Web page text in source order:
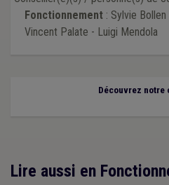
Fonctionnement : Sylvie
Vincent Palate - Luigi Mendola
Découvrez notre
Lire aussi en